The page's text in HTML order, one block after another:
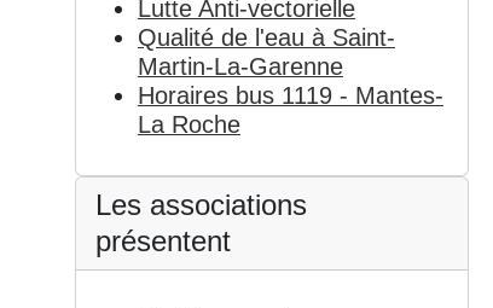
Lutte Anti-vectorielle
Qualité de l'eau à Saint-
Martin-La-Garenne
Horaires bus 1119 - Mantes-
La Roche
Les associations
présentent